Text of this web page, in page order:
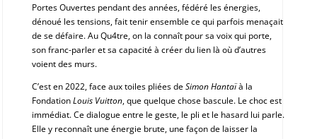
Portes Ouvertes pendant des années, fédéré les énergies,
dénoué les tensions, fait tenir ensemble ce qui parfois menaçait
de se défaire. Au Qu4tre, on la connaît pour sa voix qui porte,
son franc-parler et sa capacité à créer du lien là où d’autres
voient des murs.
C’est en 2022, face aux toiles pliées deSimon Hantaïà la
FondationLouis Vuitton, que quelque chose bascule. Le choc est
immédiat. Ce dialogue entre le geste, le pli et le hasard lui parle.
Elle y reconnaît une énergie brute, une façon de laisser la